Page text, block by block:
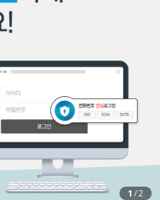
1 /2